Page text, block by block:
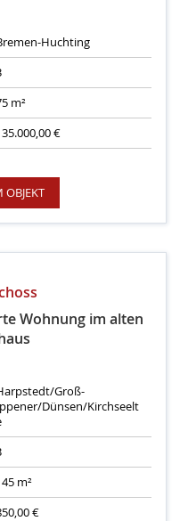
Huchting
m²
€
OBJEKT
Wohnung im alten
Groß-
Dünsen/Kirchseelt
m²
€